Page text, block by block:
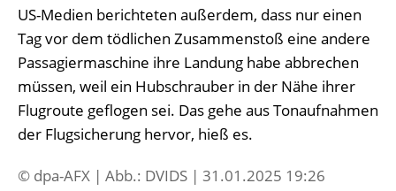
US-Medien berichteten außerdem, dass nur einen
Tag vor dem tödlichen Zusammenstoß eine andere
Passagiermaschine ihre Landung habe abbrechen
müssen, weil ein Hubschrauber in der Nähe ihrer
Flugroute geflogen sei. Das gehe aus Tonaufnahmen
der Flugsicherung hervor, hieß es.
© dpa-AFX | Abb.: DVIDS | 31.01.2025 19:26